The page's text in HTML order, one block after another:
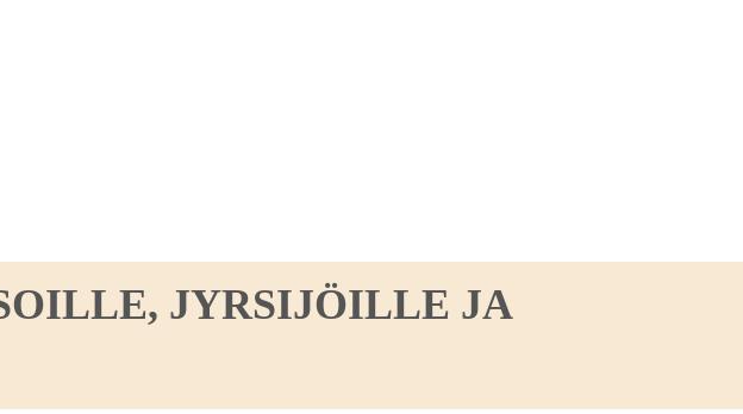
JYRSIJÖILLE JA